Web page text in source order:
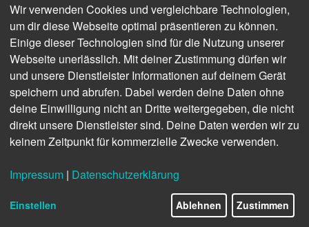
Wir verwenden Cookies und vergleichbare Technologien,
um dir diese Webseite optimal präsentieren zu können.
Einige dieser Technologien sind für die Nutzung unserer
Webseite unerlässlich. Mit deiner Zustimmung dürfen wir
und unsere Dienstleister Informationen auf deinem Gerät
speichern und abrufen. Dabei werden deine Daten ohne
deine Einwilligung nicht an Dritte weitergegeben, die nicht
direkt unsere Dienstleister sind. Deine Daten werden wir zu
keinem Zeitpunkt für kommerzielle Zwecke verwenden.
Impressum | Datenschutzerklärung
Einstellen Ablehnen Zustimmen